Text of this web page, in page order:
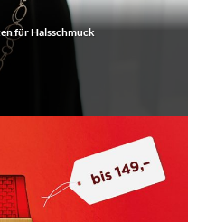
für Halsschmuck